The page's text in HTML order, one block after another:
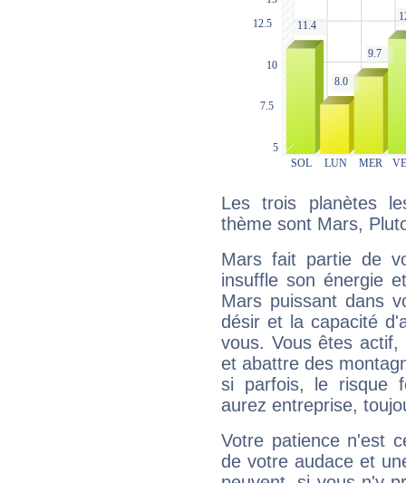
Les trois planètes
thème sont Mars,
Mars fait partie de
insuffle son énergie
Mars puissant dans
désir et la capacité
vous. Vous êtes
et abattre des
si parfois, le risque
aurez entreprise,
Votre patience n'est
de votre audace et